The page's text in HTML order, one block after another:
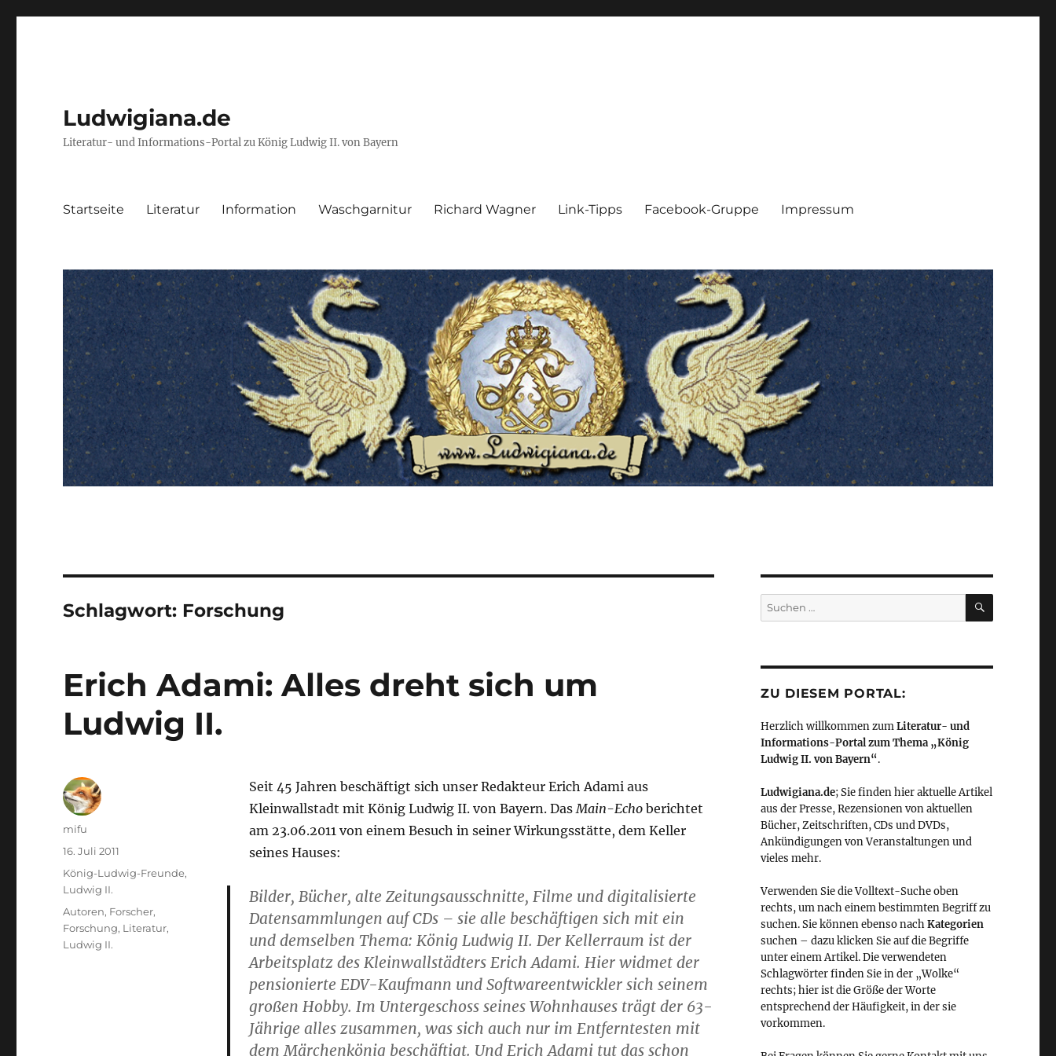
Ludwigiana.de
Literatur- und Informations-Portal zu König Ludwig II. von Bayern
Startseite Literatur Information Waschgarnitur Richard Wagner Link-Tipps Facebook-Gruppe Impressum
Schlagwort: Forschung
Erich Adami: Alles dreht sich um
Ludwig II.
Seit 45 Jahren beschäftigt sich unser Redakteur Erich Adami aus
Kleinwallstadt mit König Ludwig II. von Bayern. DasMain-Echoberichtet
am 23.06.2011 von einem Besuch in seiner Wirkungsstätte, dem Keller
seines Hauses:
Bilder, Bücher, alte Zeitungsausschnitte, Filme und digitalisierte
Datensammlungen auf CDs – sie alle beschäftigen sich mit ein
und demselben Thema: König Ludwig II. Der Kellerraum ist der
Arbeitsplatz des Kleinwallstädters Erich Adami. Hier widmet der
pensionierte EDV-Kaufmann und Softwareentwickler sich seinem
großen Hobby. Im Untergeschoss seines Wohnhauses trägt der 63-
Jährige alles zusammen, was sich auch nur im Entferntesten mit
dem Märchenkönig beschäftigt. Und Erich Adami tut das schon
Autor
mifu
Veröffentlicht
am
16. Juli 2011
Kategorien
König-Ludwig-Freunde,
Ludwig II.
Schlagwörter
Autoren, Forscher,
Forschung, Literatur,
Ludwig II.
Suchen
nach:
SUCHEN
ZU DIESEM PORTAL:
Herzlich willkommen zumLiteratur- und
Informations-Portal zum Thema „König
Ludwig II. von Bayern“.
Ludwigiana.de; Sie finden hier aktuelle Artikel
aus der Presse, Rezensionen von aktuellen
Bücher, Zeitschriften, CDs und DVDs,
Ankündigungen von Veranstaltungen und
vieles mehr.
Verwenden Sie die Volltext-Suche oben
rechts, um nach einem bestimmten Begriff zu
suchen. Sie können ebenso nachKategorien
suchen – dazu klicken Sie auf die Begriffe
unter einem Artikel. Die verwendeten
Schlagwörter finden Sie in der „Wolke“
rechts; hier ist die Größe der Worte
entsprechend der Häufigkeit, in der sie
vorkommen.